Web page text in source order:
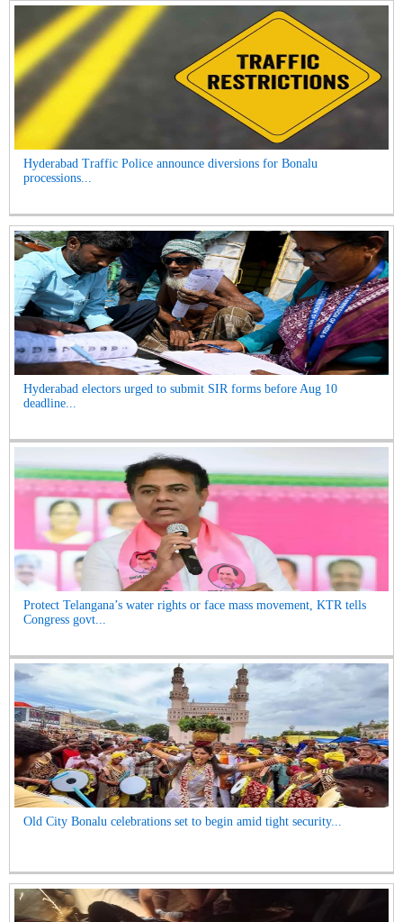
Hyderabad Traffic Police announce diversions for Bonalu
processions...
Hyderabad electors urged to submit SIR forms before Aug 10
deadline...
Protect Telangana’s water rights or face mass movement, KTR tells
Congress govt...
Old City Bonalu celebrations set to begin amid tight security...